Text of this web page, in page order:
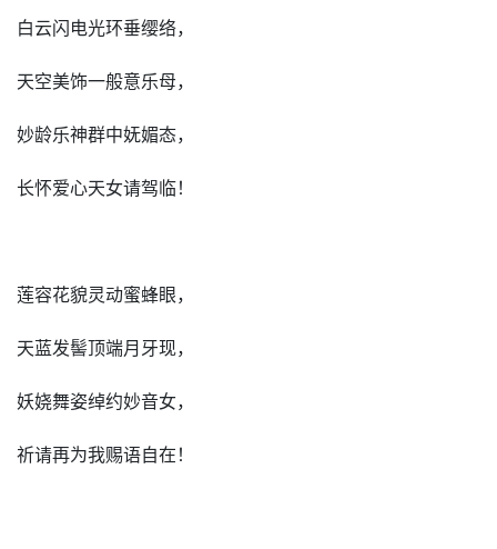
白云闪电光环垂缨络，
天空美饰一般意乐母，
妙龄乐神群中妩媚态，
长怀爱心天女请驾临！
莲容花貌灵动蜜蜂眼，
天蓝发髻顶端月牙现，
妖娆舞姿绰约妙音女，
祈请再为我赐语自在！